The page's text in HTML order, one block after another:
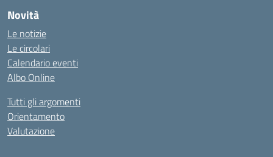
Novità
Le notizie
Le circolari
Calendario eventi
Albo Online
Tutti gli argomenti
Orientamento
Valutazione